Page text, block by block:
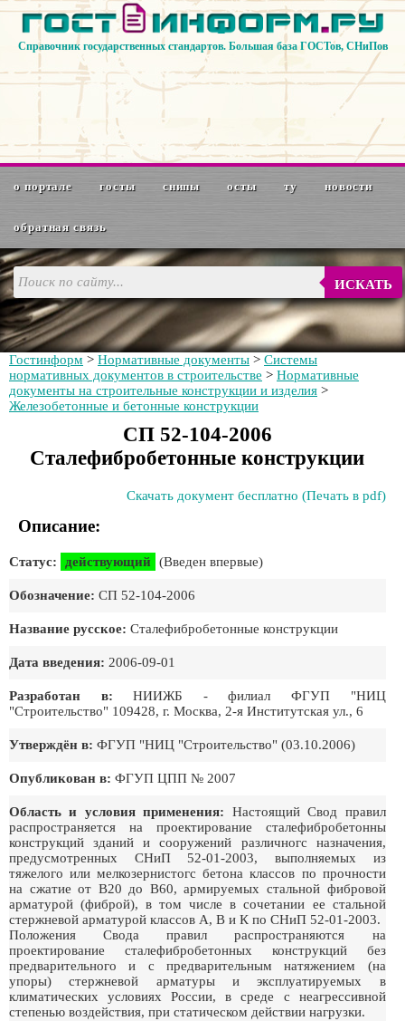
Справочник государственных стандартов. Большая база ГОСТов, СНиПов
о портале госты снипы осты ту новости
обратная связь
ИСКАТЬ
Гостинформ > Нормативные документы > Системы
нормативных документов в строительстве > Нормативные
документы на строительные конструкции и изделия >
Железобетонные и бетонные конструкции
СП 52-104-2006
Сталефибробетонные конструкции
Скачать документ бесплатно (Печать в pdf)
Описание:
Статус: действующий (Введен впервые)
Обозначение: СП 52-104-2006
Название русское: Сталефибробетонные конструкции
Дата введения: 2006-09-01
Разработан в: НИИЖБ - филиал ФГУП "НИЦ
"Строительство" 109428, г. Москва, 2-я Институтская ул., 6
Утверждён в: ФГУП "НИЦ "Строительство" (03.10.2006)
Опубликован в: ФГУП ЦПП № 2007
Область и условия применения: Настоящий Свод правил
распространяется на проектирование сталефибробетонны
конструкций зданий и сооружений различногс назначения,
предусмотренных СНиП 52-01-2003, выполняемых из
тяжелого или мелкозернистогс бетона классов по прочности
на сжатие от В20 до В60, армируемых стальной фибровой
арматурой (фиброй), в том числе в сочетании ее стальной
стержневой арматурой классов А, В и К по СНиП 52-01-2003.
Положения Свода правил распространяются на
проектирование сталефибробетонных конструкций без
предварительного и с предварительным натяжением (на
упоры) стержневой арматуры и эксплуатируемых в
климатических условиях России, в среде с неагрессивной
степенью воздействия, при статическом действии нагрузки.